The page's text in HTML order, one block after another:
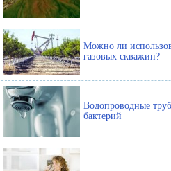
Можно ли
газовых скважин?
Водопроводные
бактерий